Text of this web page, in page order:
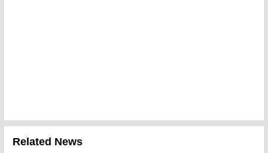
Related News